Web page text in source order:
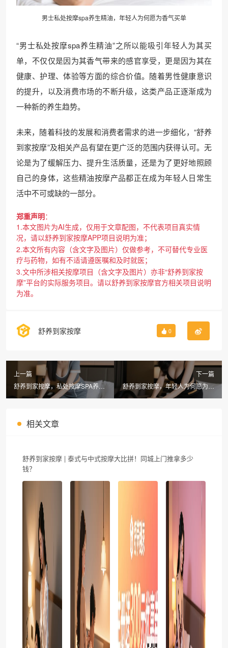
男士私处按摩spa养生精油，年轻人为何愿为香气买单
“男士私处按摩spa养生精油”之所以能吸引年轻人为其买
单，不仅仅是因为其香气带来的感官享受，更是因为其在
健康、护理、体验等方面的综合价值。随着男性健康意识
的提升，以及消费市场的不断升级，这类产品正逐渐成为
一种新的养生趋势。
未来，随着科技的发展和消费者需求的进一步细化，“舒养
到家按摩”及相关产品有望在更广泛的范围内获得认可。无
论是为了缓解压力、提升生活质量，还是为了更好地照顾
自己的身体，这些精油按摩产品都正在成为年轻人日常生
活中不可或缺的一部分。
郑重声明：
1.本文图片为AI生成，仅用于文章配图，不代表项目真实情
况，请以舒养到家按摩APP项目说明为准；
2.本文所有内容（含文字及图片）仅做参考，不可替代专业医
疗与药物，如有不适请遵医嘱和及时就医；
3.文中所涉相关按摩项目（含文字及图片）亦非“舒养到家按
摩”平台的实际服务项目。请以舒养到家按摩官方相关项目说明
为准。
舒养到家按摩 0
上一篇
舒养到家按摩，私处按摩SPA养生
精油为何让年轻人趋之若鹜
下一篇
舒养到家按摩，年轻人为何愿为香
气买单
相关文章
舒养到家按摩 | 泰式与中式按摩大比拼！同城上门推拿多少
钱？